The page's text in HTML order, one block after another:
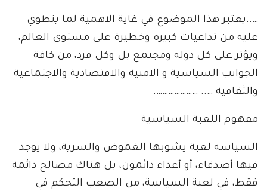
…..يعتبر هذا الموضوع في غاية الاهمية لما ينطوي
عليه من تداعيات كبيرة وخطيرة على مستوى العالم،
ويؤثر على كل دولة ومجتمع بل وكل فرد، من كافة
الجوانب السياسية و الامنية والاقتصادية والاجتماعية
والثقافية ….. ………………….
مفهوم اللعبة السياسية
السياسة لعبة يشوبها الغموض والسرية، ولا يوجد
فيها أصدقاء، أو أعداء دائمون، بل هناك مصالح دائمة
فقط، في لعبة السياسة، من الصعب التحكم في